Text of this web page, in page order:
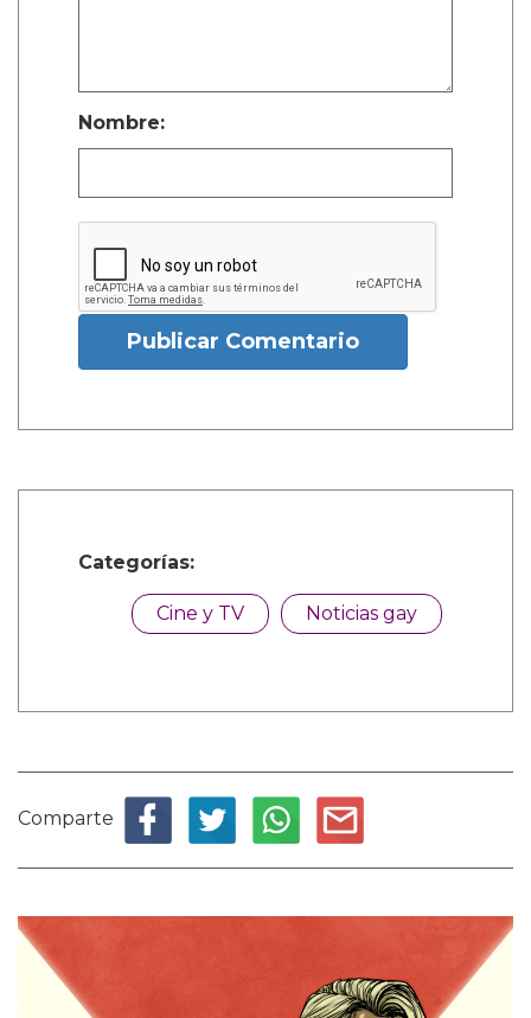
Nombre:
Publicar Comentario
Categorías:
Cine y TV Noticias gay
Comparte